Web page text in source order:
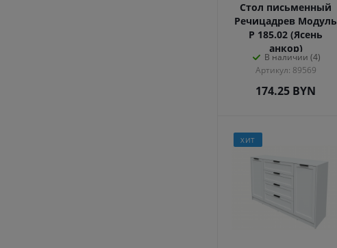
Стол письменный
Речицадрев Модуль
Р 185.02 (Ясень
анкор)
В наличии (4)
Артикул: 89569
174.25 BYN
ХИТ